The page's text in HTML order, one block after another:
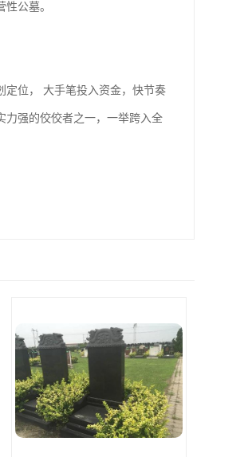
公墓。
位， 大手笔投入资金，快节奏
力强的佼佼者之一，一举跨入全